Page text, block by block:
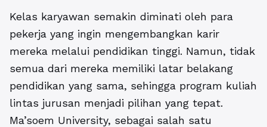
Kelas karyawan semakin diminati oleh para
pekerja yang ingin mengembangkan karir
mereka melalui pendidikan tinggi. Namun, tidak
semua dari mereka memiliki latar belakang
pendidikan yang sama, sehingga program kuliah
lintas jurusan menjadi pilihan yang tepat.
Ma’soem University, sebagai salah satu